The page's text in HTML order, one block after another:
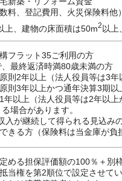
料、登記費用、火災保険料他）
、建物の床面積は50m2 以上
フラット35ご利用の方
最終返済時満80歳未満の方
則2年以上（法人役員等は3
則3年以上かつ通年決算3期以
以上（法人役員等は2年以
場合があります。
入が継続して得られる見込み
きる方（保険料は当金庫が負
める担保評価額の100％＋別
当権を第2順位で設定させて